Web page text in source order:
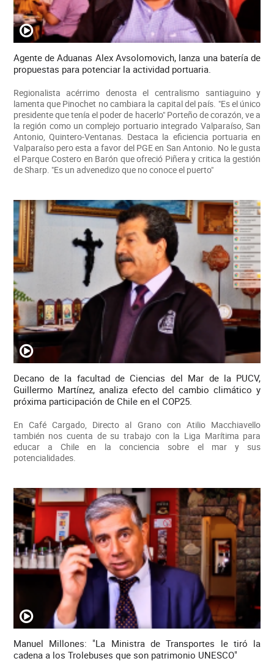
Agente de Aduanas Alex Avsolomovich, lanza una batería de
propuestas para potenciar la actividad portuaria.
Regionalista acérrimo denosta el centralismo santiaguino y
lamenta que Pinochet no cambiara la capital del país. "Es el único
presidente que tenía el poder de hacerlo" Porteño de corazón, ve a
la región como un complejo portuario integrado Valparaíso, San
Antonio, Quintero-Ventanas. Destaca la eficiencia portuaria en
Valparaíso pero esta a favor del PGE en San Antonio. No le gusta
el Parque Costero en Barón que ofreció Piñera y critica la gestión
de Sharp. "Es un advenedizo que no conoce el puerto"
Decano de la facultad de Ciencias del Mar de la PUCV,
Guillermo Martínez, analiza efecto del cambio climático y
próxima participación de Chile en el COP25.
En Café Cargado, Directo al Grano con Atilio Macchiavello
también nos cuenta de su trabajo con la Liga Marítima para
educar a Chile en la conciencia sobre el mar y sus
potencialidades.
Manuel Millones: "La Ministra de Transportes le tiró la
cadena a los Trolebuses que son patrimonio UNESCO"